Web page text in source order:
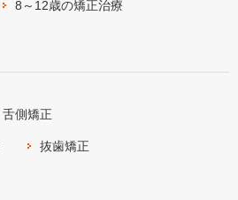
8～12歳の矯正治療
舌側矯正
抜歯矯正